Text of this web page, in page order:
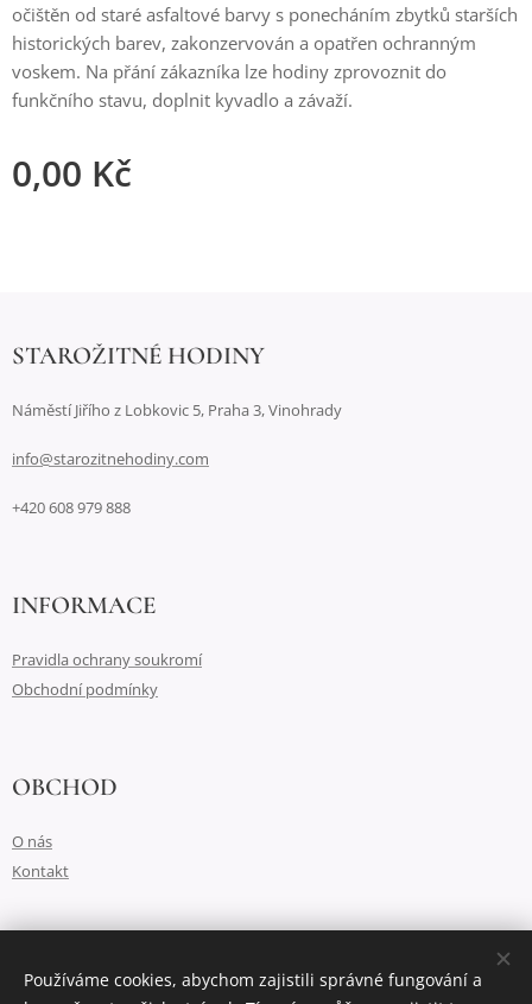
očištěn od staré asfaltové barvy s ponecháním zbytků starších
historických barev, zakonzervován a opatřen ochranným
voskem. Na přání zákazníka lze hodiny zprovoznit do
funkčního stavu, doplnit kyvadlo a závaží.
0,00 Kč
STAROŽITNÉ HODINY
Náměstí Jiřího z Lobkovic 5, Praha 3, Vinohrady
info@starozitnehodiny.com
+420 608 979 888
INFORMACE
Pravidla ochrany soukromí
Obchodní podmínky
OBCHOD
O nás
Kontakt
Vytvořeno službouWebnode Cookies
Používáme cookies, abychom zajistili správné fungování a